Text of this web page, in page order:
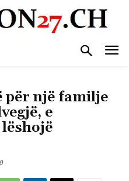
për një familje
e
lëshojë
0